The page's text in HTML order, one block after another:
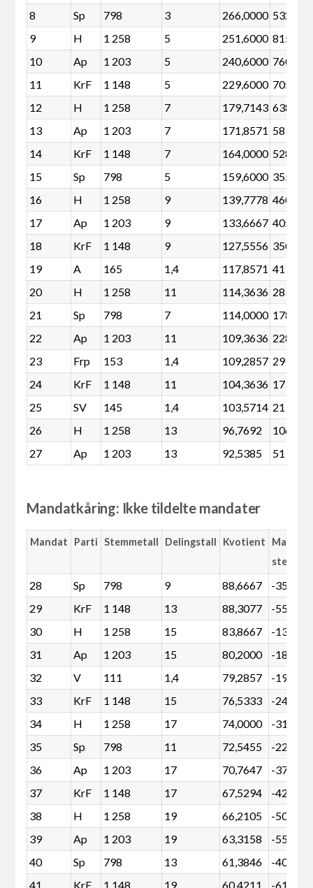
8
Sp 798 3 266,0000 532
9
H 1 258 5 251,6000 815
10
Ap 1 203 5 240,6000 760
11
KrF 1 148 5 229,6000 705
12
H 1 258 7 179,7143 638
13
Ap 1 203 7 171,8571 583
14
KrF 1 148 7 164,0000 528
15
Sp 798 5 159,6000 355
16
H 1 258 9 139,7778 460
17
Ap 1 203 9 133,6667 405
18
KrF 1 148 9 127,5556 350
19
A 165 1,4 117,8571 41
20
H 1 258 11 114,3636 283
21
Sp 798 7 114,0000 178
22
Ap 1 203 11 109,3636 228
23
Frp 153 1,4 109,2857 29
24
KrF 1 148 11 104,3636 173
25
SV 145 1,4 103,5714 21
26
H 1 258 13 96,7692
106
27
Ap 1 203 13 92,5385 51
Mandatkåring: Ikke tildelte mandater
Mandat Parti Stemmetall Delingstall Kvotient
Margin
stemmer
28 Sp 798 9 88,6667
-35
29
KrF 1 148 13 88,3077
-55
30
H 1 258 15 83,8667
-131
31
Ap 1 203 15 80,2000
-186
32
V 111 1,4 79,2857
-19
33
KrF 1 148 15 76,5333
-241
34
H 1 258 17 74,0000
-316
35
Sp 798 11 72,5455
-220
36
Ap 1 203 17 70,7647
-371
37
KrF 1 148 17 67,5294
-426
38
H 1 258 19 66,2105
-501
39
Ap 1 203 19 63,3158
-556
40
Sp 798 13 61,3846
-405
41
KrF 1 148 19 60,4211 -611